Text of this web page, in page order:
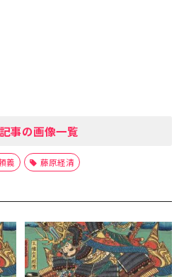
事の画像一覧
義 藤原経清